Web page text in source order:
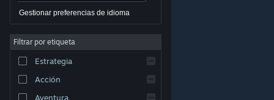
© Valve Corporation. Todos los derechos reservados.
respectivos dueños en EE. UU. y otros países.
Acuerdo de Suscriptor a Steam
Cookies
Gestionar preferencias de idioma
Filtrar por etiqueta
Estrategia
Acción
Aventura